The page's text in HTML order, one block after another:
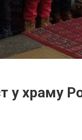
у храму